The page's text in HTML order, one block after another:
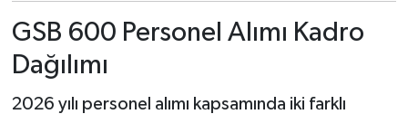
GSB 600 Personel Alımı Kadro
Dağılımı
2026 yılı personel alımı kapsamında iki farklı